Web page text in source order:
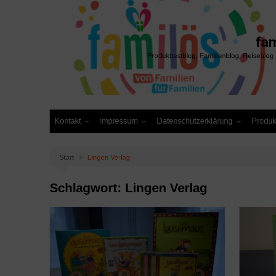
Produkttestblog, Familienblog,
Kontakt Impressum Datenschutzerklärung
Start Lingen Verlag
Schlagwort: Lingen Verlag